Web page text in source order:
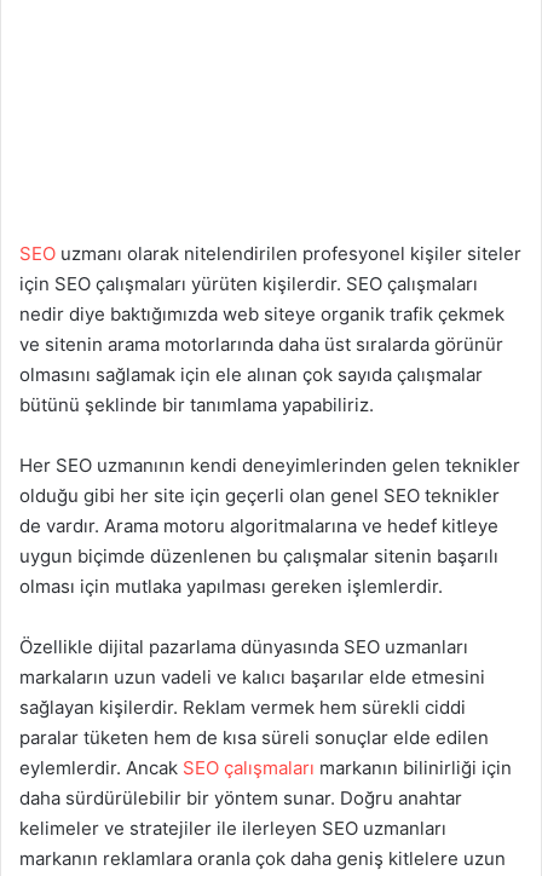
SEO uzmanı olarak nitelendirilen profesyonel kişiler siteler
için SEO çalışmaları yürüten kişilerdir. SEO çalışmaları
nedir diye baktığımızda web siteye organik trafik çekmek
ve sitenin arama motorlarında daha üst sıralarda görünür
olmasını sağlamak için ele alınan çok sayıda çalışmalar
bütünü şeklinde bir tanımlama yapabiliriz.
Her SEO uzmanının kendi deneyimlerinden gelen teknikler
olduğu gibi her site için geçerli olan genel SEO teknikler
de vardır. Arama motoru algoritmalarına ve hedef kitleye
uygun biçimde düzenlenen bu çalışmalar sitenin başarılı
olması için mutlaka yapılması gereken işlemlerdir.
Özellikle dijital pazarlama dünyasında SEO uzmanları
markaların uzun vadeli ve kalıcı başarılar elde etmesini
sağlayan kişilerdir. Reklam vermek hem sürekli ciddi
paralar tüketen hem de kısa süreli sonuçlar elde edilen
eylemlerdir. Ancak SEO çalışmaları markanın bilinirliği için
daha sürdürülebilir bir yöntem sunar. Doğru anahtar
kelimeler ve stratejiler ile ilerleyen SEO uzmanları
markanın reklamlara oranla çok daha geniş kitlelere uzun